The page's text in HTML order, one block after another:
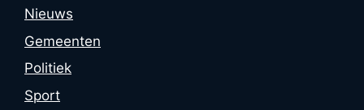
Nieuws
Gemeenten
Politiek
Sport